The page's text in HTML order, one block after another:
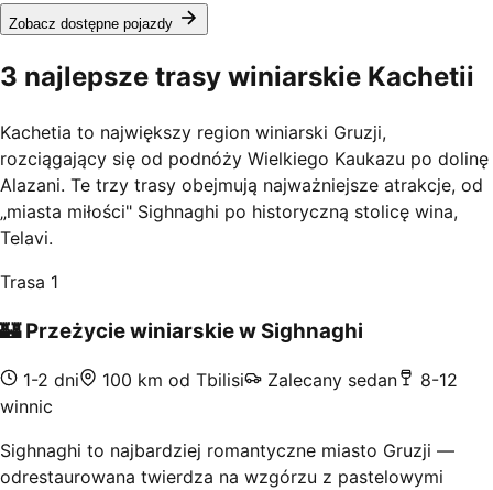
Zobacz dostępne pojazdy
3 najlepsze trasy winiarskie Kachetii
Kachetia to największy region winiarski Gruzji,
rozciągający się od podnóży Wielkiego Kaukazu po dolinę
Alazani. Te trzy trasy obejmują najważniejsze atrakcje, od
„miasta miłości" Sighnaghi po historyczną stolicę wina,
Telavi.
Trasa 1
🏰 Przeżycie winiarskie w Sighnaghi
1-2 dni 100 km od Tbilisi Zalecany sedan
8-12
winnic
Sighnaghi to najbardziej romantyczne miasto Gruzji —
odrestaurowana twierdza na wzgórzu z pastelowymi